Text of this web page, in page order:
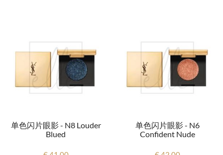
单色闪片眼影 - N8 Louder
Blued
单色闪片眼影 - N6
Confident Nude